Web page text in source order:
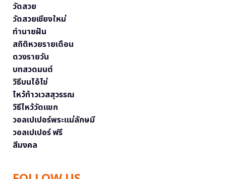
วัดสวย
วัดสวยเชียงใหม่
ทำนายฝัน
สถิติหวยรายเดือน
ดวงรายวัน
บทสวดมนต์
วิธีบนไอ้ไข่
ไหว้ท้าวเวสสุวรรณ
วิธีไหว้วัดแขก
วอลเปเปอร์พระแม่ลักษมี
วอลเปเปอร์ ฟรี
สีมงคล